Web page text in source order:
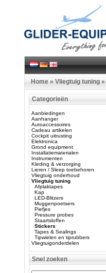
Home » Vliegtuig tuning »
Categorieën
Aanbiedingen
Aanhanger
Autoaccessoires
Cadeau artikelen
Cockpit uitrusting
Elektronica
Grond equipment
Installatiematerialen
Instrumenten
Kleding & verzorging
Lieren / Sleep toebehoren
Vliegtuig onderhoud
Vliegtuig tuning
Afplaktapes
Kap
LED-Blitzers
Muggenpoetsers
Piefjes
Pressure probes
Staartsloffen
Stickers
Tapes & Sealings
Tipwielen en tiprubbers
Vliegtuigonderdelen
Snel zoeken